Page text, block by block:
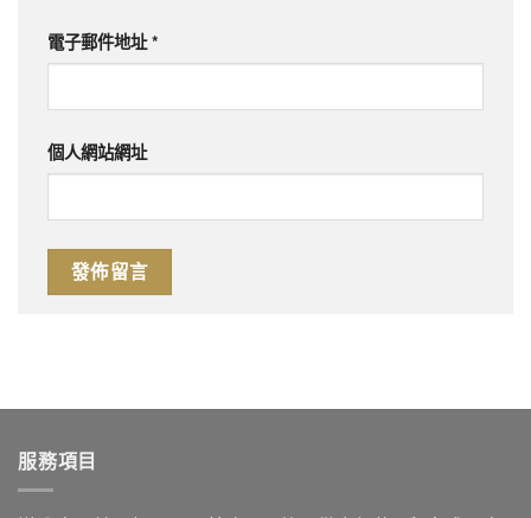
電子郵件地址*
個人網站網址
服務項目